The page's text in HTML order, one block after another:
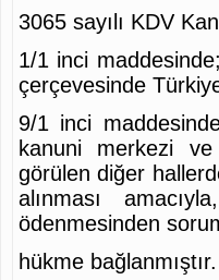
3065 sayılı KDV
1/1 inci
çerçevesinde
9/1 inci
kanuni merkezi
görülen diğer
alınması
ödenmesinden
hükme bağlanmıştır.